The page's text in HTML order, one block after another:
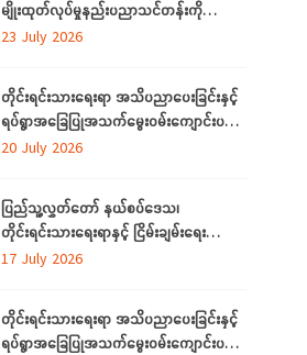
မျိုးထုတ်လုပ်မှုနည်းပညာသင်တန်းကို
စစ်ကိုင်းတိုင်းဒေသကြီး၊ လဟယ်မြို့၌ ဖွင့်လှစ်
23 July 2026
တိုင်းရင်းသားရေးရာ အသိပညာပေးခြင်းနှင့်
ရပ်ရွာအခြေပြုအသက်မွေးဝမ်းကျောင်းပညာ
လိုအပ်ချက်များကို ဆန်းစစ်စီမံခြင်း
ပြုလုပ်
20 July 2026
ပြည်သူ့လွှတ်တော် နယ်စပ်ဒေသ၊
တိုင်းရင်းသားရေးရာနှင့် ငြိမ်းချမ်းရေး
ကော်မတီနှင့် တိုင်းရင်းသားလူမျိုးများရေးရာ
17 July 2026
တိုင်းရင်းသားရေးရာ အသိပညာပေးခြင်းနှင့်
ရပ်ရွာအခြေပြုအသက်မွေးဝမ်းကျောင်းပညာ